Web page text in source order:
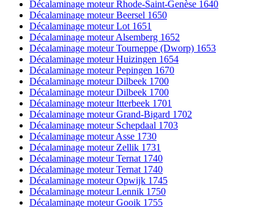
Décalaminage moteur Rhode-Saint-Genèse 1640
Décalaminage moteur Beersel 1650
Décalaminage moteur Lot 1651
Décalaminage moteur Alsemberg 1652
Décalaminage moteur Tourneppe (Dworp) 1653
Décalaminage moteur Huizingen 1654
Décalaminage moteur Pepingen 1670
Décalaminage moteur Dilbeek 1700
Décalaminage moteur Dilbeek 1700
Décalaminage moteur Itterbeek 1701
Décalaminage moteur Grand-Bigard 1702
Décalaminage moteur Schepdaal 1703
Décalaminage moteur Asse 1730
Décalaminage moteur Zellik 1731
Décalaminage moteur Ternat 1740
Décalaminage moteur Ternat 1740
Décalaminage moteur Opwijk 1745
Décalaminage moteur Lennik 1750
Décalaminage moteur Gooik 1755